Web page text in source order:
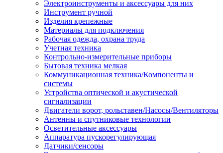
Электроинструменты и аксессуары для них
Инструмент ручной
Изделия крепежные
Материалы для подключения
Рабочая одежда, охрана труда
Учетная техника
Контрольно-измерительные приборы
Бытовая техника мелкая
Коммуникационная техника/Компоненты и
системы
Устройства оптической и акустической
сигнализации
Двигатели ворот, рольставен/Насосы/Вентиляторы
Антенны и спутниковые технологии
Осветительные аксессуары
Аппаратура пускорегулирующая
Датчики/сенсоры